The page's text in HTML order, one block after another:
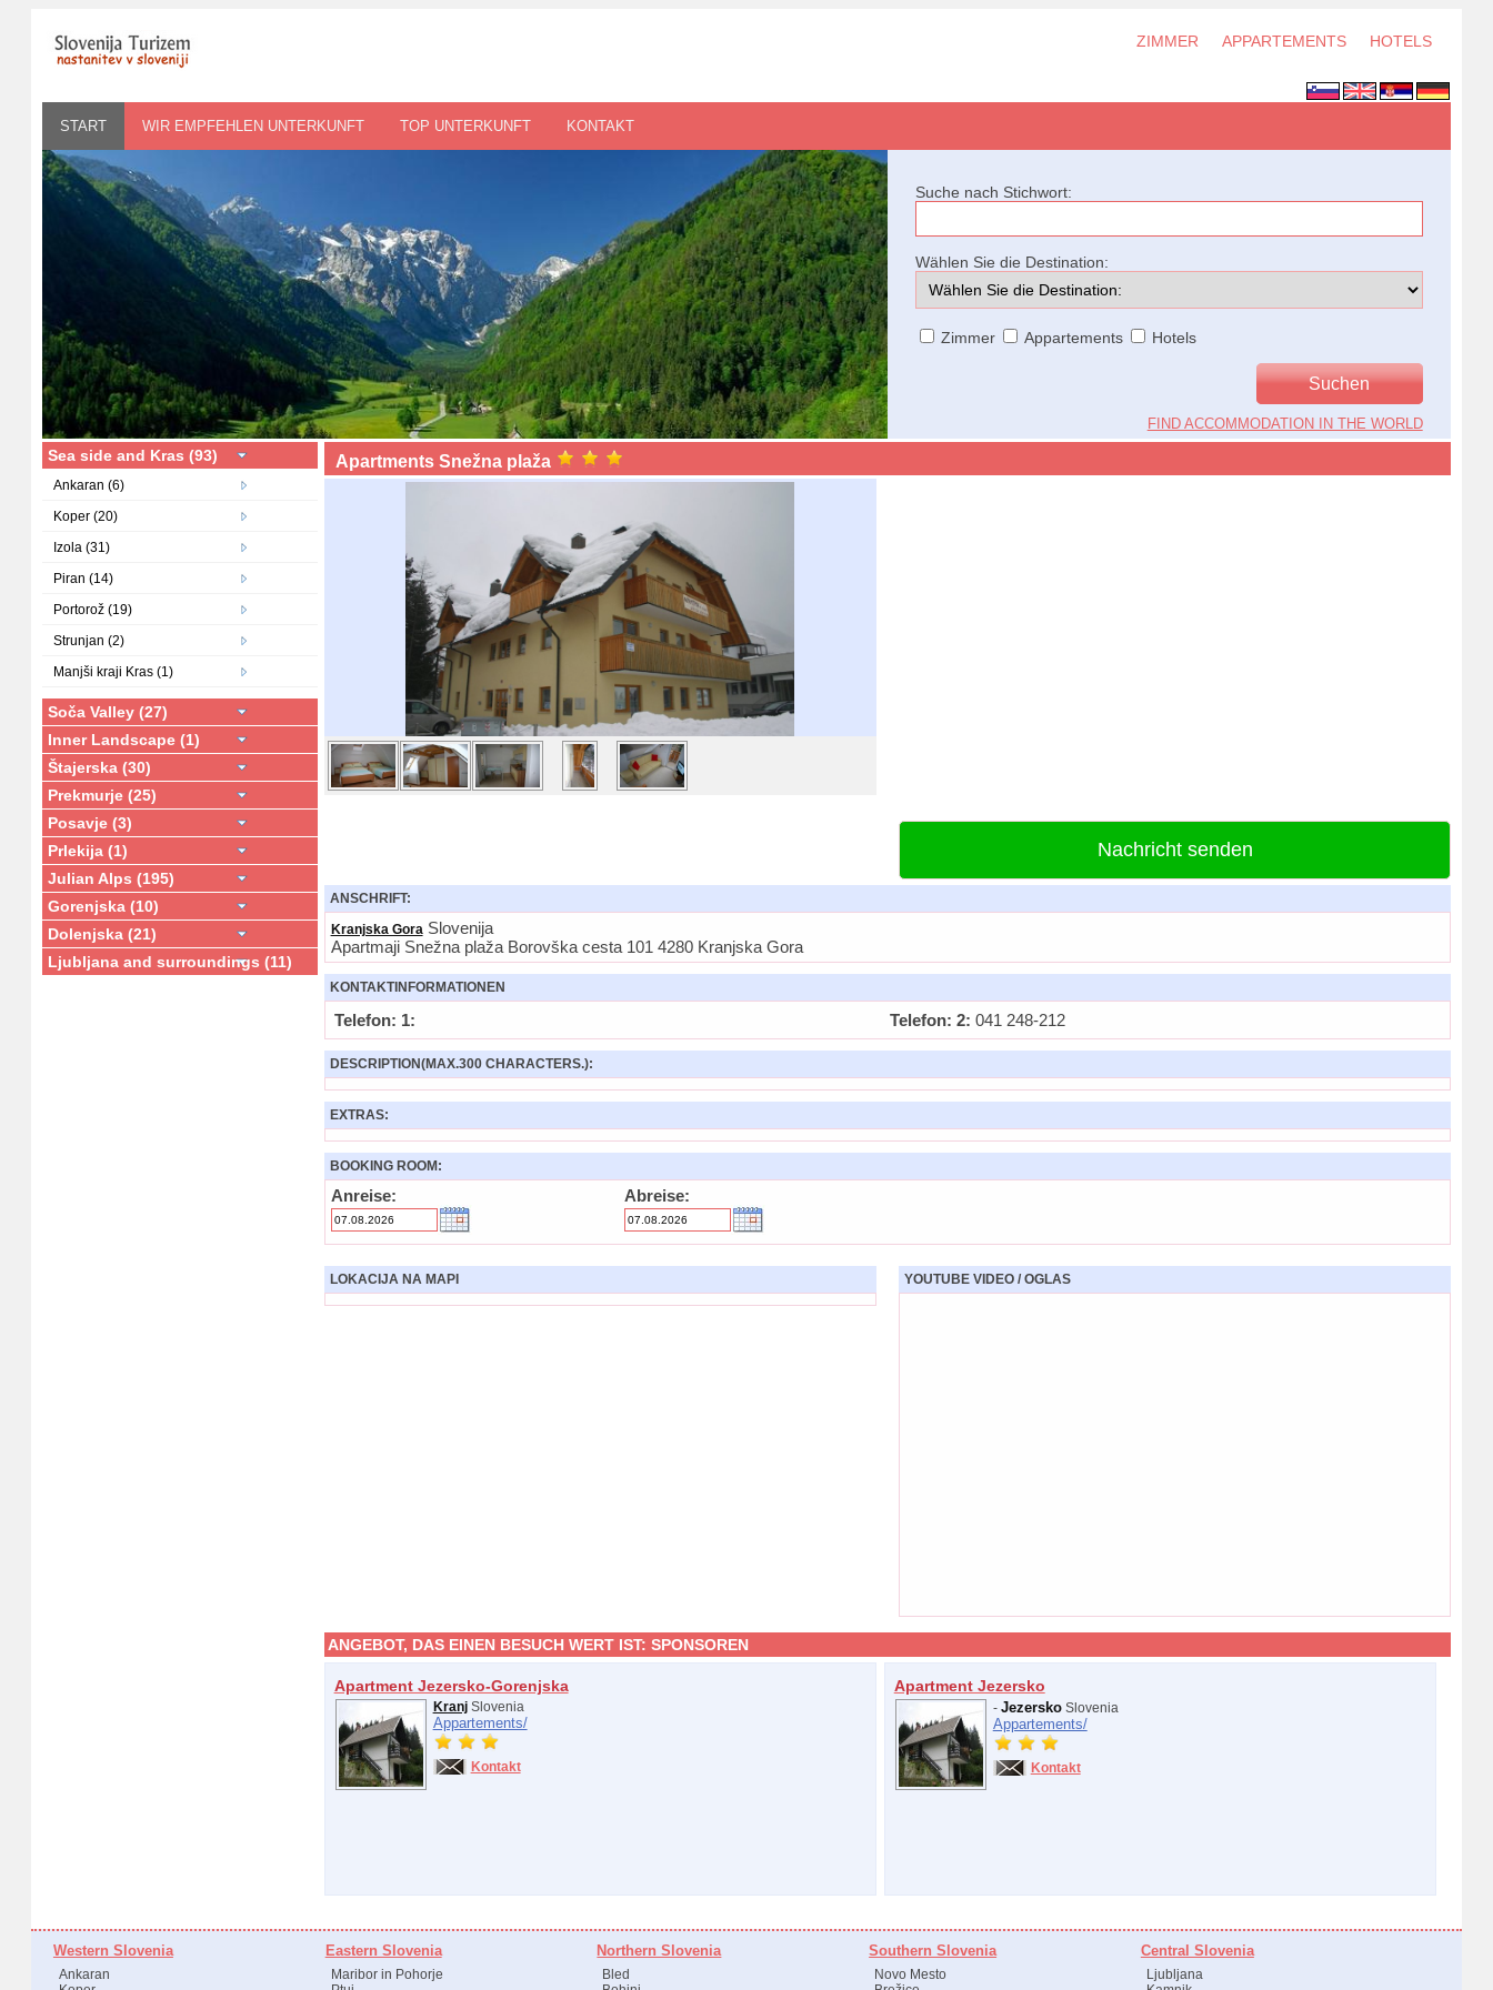
ZIMMER APPARTEMENTS HOTELS
START WIR EMPFEHLEN UNTERKUNFT TOP UNTERKUNFT KONTAKT
Suche nach Stichwort:
Wählen Sie die Destination:
Zimmer Appartements Hotels
FIND ACCOMMODATION IN THE WORLD
Sea side and Kras (93)
Ankaran (6)
Koper (20)
Izola (31)
Piran (14)
Portorož (19)
Strunjan (2)
Manjši kraji Kras (1)
Soča Valley (27)
Inner Landscape (1)
Štajerska (30)
Prekmurje (25)
Posavje (3)
Prlekija (1)
Julian Alps (195)
Gorenjska (10)
Dolenjska (21)
Ljubljana and surroundings (11)
Apartments Snežna plaža
Nachricht senden
ANSCHRIFT:
Kranjska Gora Slovenija
Apartmaji Snežna plaža Borovška cesta 101 4280 Kranjska Gora
KONTAKTINFORMATIONEN
Telefon: 1: Telefon: 2: 041 248-212
DESCRIPTION(MAX.300 CHARACTERS.):
EXTRAS:
BOOKING ROOM:
Anreise: Abreise:
LOKACIJA NA MAPI YOUTUBE VIDEO / OGLAS
ANGEBOT, DAS EINEN BESUCH WERT IST: SPONSOREN
Apartment Jezersko-Gorenjska
KranjSlovenia
Appartements/
Kontakt
Apartment Jezersko
- JezerskoSlovenia
Appartements/
Kontakt
Western Slovenia
Ankaran
Eastern Slovenia
Maribor in Pohorje
Northern Slovenia
Bled
Southern Slovenia
Novo Mesto
Central Slovenia
Ljubljana